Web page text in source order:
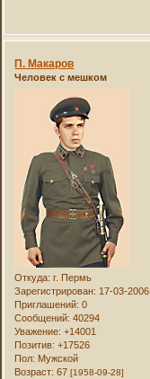
П. Макаров
Человек с мешком
Откуда: г. Пермь
Зарегистрирован: 17-03-2006
Приглашений: 0
Сообщений: 40294
Уважение: +14001
Позитив: +17526
Пол: Мужской
Возраст: 67[1958-09-28]